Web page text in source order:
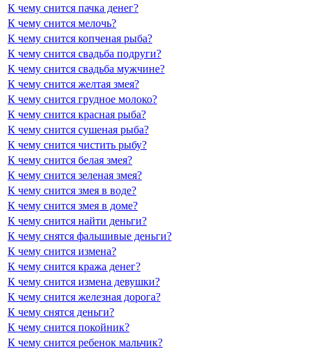
К чему снится пачка денег?
К чему снится мелочь?
К чему снится копченая рыба?
К чему снится свадьба подруги?
К чему снится свадьба мужчине?
К чему снится желтая змея?
К чему снится грудное молоко?
К чему снится красная рыба?
К чему снится сушеная рыба?
К чему снится чистить рыбу?
К чему снится белая змея?
К чему снится зеленая змея?
К чему снится змея в воде?
К чему снится змея в доме?
К чему снится найти деньги?
К чему снятся фальшивые деньги?
К чему снится измена?
К чему снится кража денег?
К чему снится измена девушки?
К чему снится железная дорога?
К чему снятся деньги?
К чему снится покойник?
К чему снится ребенок мальчик?